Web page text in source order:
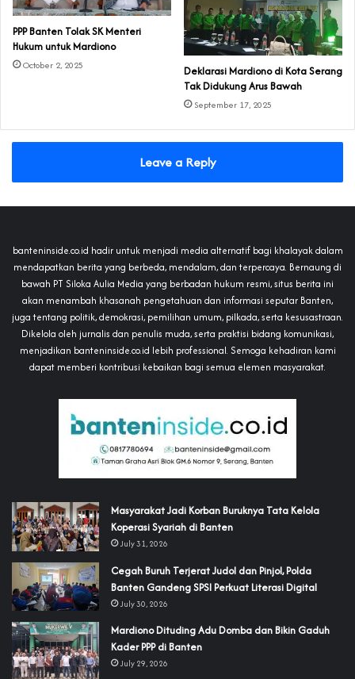
PPP Banten Tolak SK Menteri
Hukum untuk Mardiono
October 2, 2025
Deklarasi Mardiono di Kota Serang
Tak Didukung Arus Bawah
September 17, 2025
Leave a Reply
banteninside.co.id hadir untuk menjadi media alternatif bagi khalayak dalam
mendapatkan berita yang berbeda, mendalam, dan terpercaya. Bernaung di
bawah PT Siloka Aulia Media yang berbadan hukum resmi, situs berita ini
akan menambah khasanah pengetahuan dan informasi seputar Banten,
juga tentang politik, demokrasi, pemilihan umum, pilkada, serta kesusastraan.
Dikelola oleh jurnalis dan penulis muda, serta praktisi bidang komunikasi,
menjadikan banteninside.co.id lebih professional. Semoga kehadiran kami
dapat memberi kontribusi kebaikan bagi semua elemen masyarakat.
‎Masyarakat Jadi Korban Buruknya Tata Kelola
Koperasi Syariah di Banten
July 31, 2026
Cegah Buruh Terjerat Judol dan Pinjol, Polda
Banten Gandeng SPSI Perkuat Literasi Digital
July 30, 2026
‎Mardiono Dituding Adu Domba dan Bikin Gaduh
Kader PPP di Banten
July 29, 2026